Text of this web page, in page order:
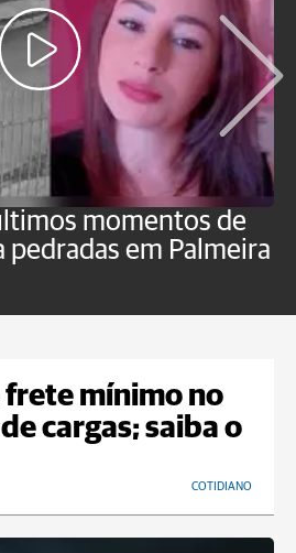
momentos de
em Palmeira
frete mínimo no
cargas; saiba o
COTIDIANO